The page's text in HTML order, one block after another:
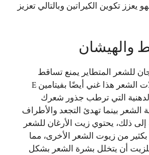
يعزز تكوين الكيراتين وبالتالي تعزيز
والهيشان
للشعر المتطاير يمنع تساقط
الشعر ويغذي بصيلات الشعر هذا غني أيضًا بفيتامين E
أوميغا 3 الدهنية التي ترطب جذور شعرك
بينما تهدئ التجعد والأطراف
إلى ذلك، يحتوي زيت الأرغان للشعر
من زيوت الشعر الأخرى، مما
أن يتخلل بشرة الشعر بشكل